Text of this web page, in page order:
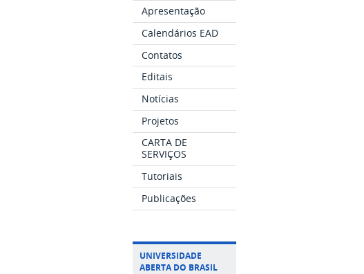
Apresentação
Calendários EAD
Contatos
Editais
Notícias
Projetos
CARTA DE
SERVIÇOS
Tutoriais
Publicações
UNIVERSIDADE
ABERTA DO BRASIL